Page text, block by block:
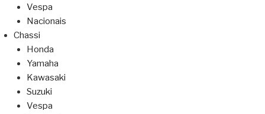
Vespa
Nacionais
Chassi
Honda
Yamaha
Kawasaki
Suzuki
Vespa